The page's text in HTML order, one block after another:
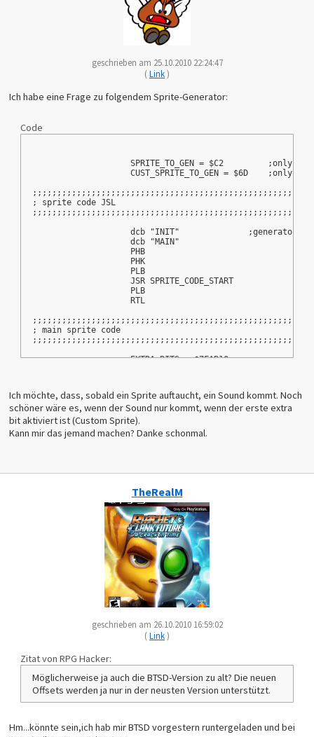
geschrieben am 25.10.2010 22:24:47
(Link)
Ich habe eine Frage zu folgendem Sprite-Generator:
Code
SPRITE_TO_GEN = $C2         ;only
CUST_SPRITE_TO_GEN = $6D    ;only
; sprite code JSL
dcb "INIT"              ;generators
dcb
                    PHB
                    PHK
                    PLB
                    JSR SPRITE_CODE_START
                    PLB
                    RTL
; main sprite code
                    EXTRA_BITS = $7FAB10
TBL_B2D2            dcb $FF,$00
TBL_B2D4            dcb $10,$F0
SPRITE_CODE_START
		    PHX
                    LDX #$0B
                    Loop:
                    LDA $9E,x
                    CMP #$C2
                    BNE KeinBlurp
                    INY
                    KeinBlurp:
                    DEX
                    CPX #$FF
                    BNE Loop
                    CPY #10 ;Max. Blurps
                    BCC Weitermachen
                    PLY
                    RTS
                    Weitermachen:
                    PLY
                    PLX
		    LDA $14
                    AND #$7F
                    ORA $9D
                    BNE RETURN
                    BMI RETURN
                    TYX
Ich möchte, dass, sobald ein Sprite auftaucht, ein Sound kommt. Noch
schöner wäre es, wenn der Sound nur kommt, wenn der erste extra
bit aktiviert ist (Custom Sprite).
Kann mir das jemand machen? Danke schonmal.
TheRealM
geschrieben am 26.10.2010 16:59:02
(Link)
Zitat von RPG Hacker:
Möglicherweise ja auch die BTSD-Version zu alt? Die neuen
Offsets werden ja nur in der neusten Version unterstützt.
Hm...könnte sein,ich hab mir BTSD vorgestern runtergeladen und bei